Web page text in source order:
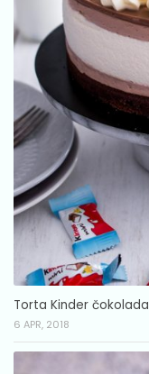
Torta Kinder čokolada
6 APR, 2018